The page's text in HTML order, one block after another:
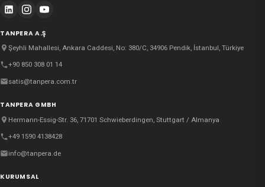
TANPERA A.Ş
Şeyhli Mahallesi, Ankara Caddesi, No: 380/C, 34906 Pendik, İstanbul, Türkiye
+90 850 308 01 14
satis@tanpera.com.tr
TANPERA GMBH
Hermann-Essig-Str. 36, 71701 Schwieberdingen, Stuttgart / Almanya
+49 1590 4138428
info@tanpera.de
KURUMSAL